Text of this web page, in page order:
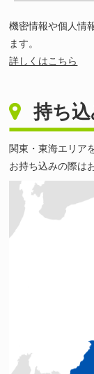
機密情報や個人情
ます。
詳しくはこちら
持ち
関東・東海エリア
お持ち込みの際は